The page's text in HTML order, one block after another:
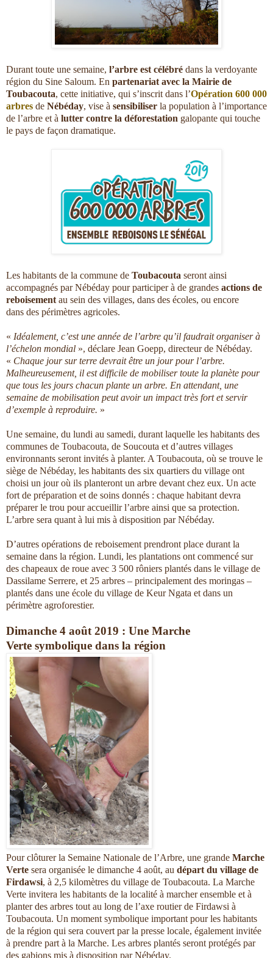
Durant toute une semaine, l’arbre est célébré dans la verdoyante
région du Sine Saloum. En partenariat avec la Mairie de
Toubacouta, cette initiative, qui s’inscrit dans l’Opération 600 000
arbres de Nébéday, vise à sensibiliser la population à l’importance
de l’arbre et à lutter contre la déforestation galopante qui touche
le pays de façon dramatique.
Les habitants de la commune de Toubacouta seront ainsi
accompagnés par Nébéday pour participer à de grandes actions de
reboisement au sein des villages, dans des écoles, ou encore
dans des périmètres agricoles.
« Idéalement, c’est une année de l’arbre qu’il faudrait organiser à
l’échelon mondial », déclare Jean Goepp, directeur de Nébéday.
« Chaque jour sur terre devrait être un jour pour l’arbre.
Malheureusement, il est difficile de mobiliser toute la planète pour
que tous les jours chacun plante un arbre. En attendant, une
semaine de mobilisation peut avoir un impact très fort et servir
d’exemple à reproduire. »
Une semaine, du lundi au samedi, durant laquelle les habitants des
communes de Toubacouta, de Soucouta et d’autres villages
environnants seront invités à planter. A Toubacouta, où se trouve le
siège de Nébéday, les habitants des six quartiers du village ont
choisi un jour où ils planteront un arbre devant chez eux. Un acte
fort de préparation et de soins donnés : chaque habitant devra
préparer le trou pour accueillir l’arbre ainsi que sa protection.
L’arbre sera quant à lui mis à disposition par Nébéday.
D’autres opérations de reboisement prendront place durant la
semaine dans la région. Lundi, les plantations ont commencé sur
des chapeaux de roue avec 3 500 rôniers plantés dans le village de
Dassilame Serrere, et 25 arbres – principalement des moringas –
plantés dans une école du village de Keur Ngata et dans un
périmètre agroforestier.
Dimanche 4 août 2019 : Une Marche
Verte symbolique dans la région
Pour clôturer la Semaine Nationale de l’Arbre, une grande Marche
Verte sera organisée le dimanche 4 août, au départ du village de
Firdawsi, à 2,5 kilomètres du village de Toubacouta. La Marche
Verte invitera les habitants de la localité à marcher ensemble et à
planter des arbres tout au long de l’axe routier de Firdawsi à
Toubacouta. Un moment symbolique important pour les habitants
de la région qui sera couvert par la presse locale, également invitée
à prendre part à la Marche. Les arbres plantés seront protégés par
des gabions mis à disposition par Nébéday.